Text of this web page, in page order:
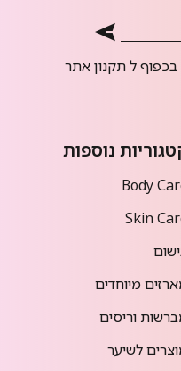
בכפוף לתקנון אתר
נוספות
Body
Skin
מיוחדים
וריסים
לשיער